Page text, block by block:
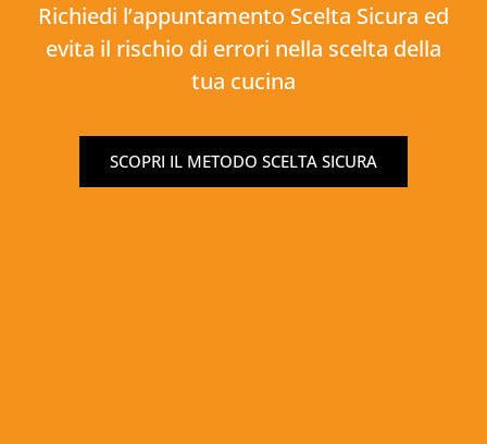
Richiedi l’appuntamento Scelta Sicura ed
evita il rischio di errori nella scelta della
tua cucina
SCOPRI IL METODO SCELTA SICURA